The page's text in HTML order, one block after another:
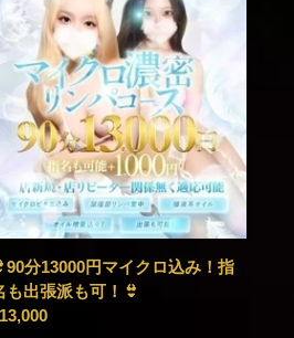
分13000円マイクロ込み！指
も出張派も可！👙